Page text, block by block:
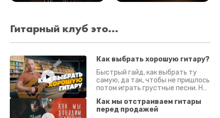
Гитарный клуб это...
Как выбрать хорошую гитару?
Быстрый гайд, как выбрать ту
самую, да так, чтобы не пришлось
потом играть грустные песни. На
Как мы отстраиваем гитары
перед продажей